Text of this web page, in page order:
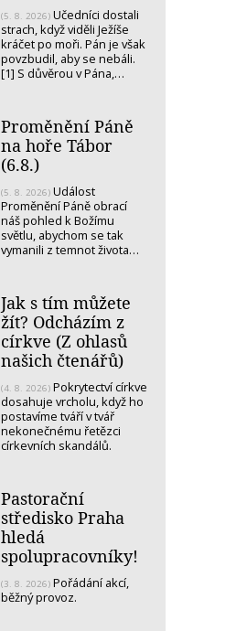
(5. 8. 2026) Učedníci dostali
strach, když viděli Ježíše
kráčet po moři. Pán je však
povzbudil, aby se nebáli.
[1] S důvěrou v Pána,…
Proměnění Páně
na hoře Tábor
(6.8.)
(5. 8. 2026) Událost
Proměnění Páně obrací
náš pohled k Božímu
světlu, abychom se tak
vymanili z temnot života…
Jak s tím můžete
žít? Odcházím z
církve (Z ohlasů
našich čtenářů)
(4. 8. 2026) Pokrytectví církve
dosahuje vrcholu, když ho
postavíme tváří v tvář
nekonečnému řetězci
církevních skandálů.
Pastorační
středisko Praha
hledá
spolupracovníky!
(3. 8. 2026) Pořádání akcí,
běžný provoz.